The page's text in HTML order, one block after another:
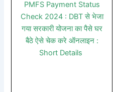
PMFS Payment Status
Check 2024 : DBT से भेजा
गया सरकारी योजना का पैसे घर
बैठे ऐसे चेक करे ऑनलाइन :
Short Details